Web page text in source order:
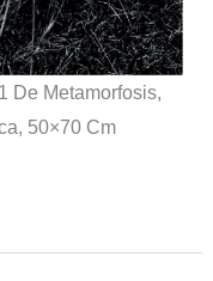
De Metamorfosis,
50×70 Cm